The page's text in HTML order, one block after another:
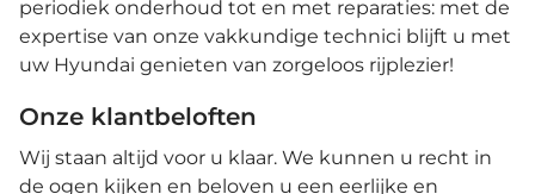
periodiek onderhoud tot en met reparaties: met de
expertise van onze vakkundige technici blijft u met
uw Hyundai genieten van zorgeloos rijplezier!
Onze klantbeloften
Wij staan altijd voor u klaar. We kunnen u recht in
de ogen kijken en beloven u een eerlijke en